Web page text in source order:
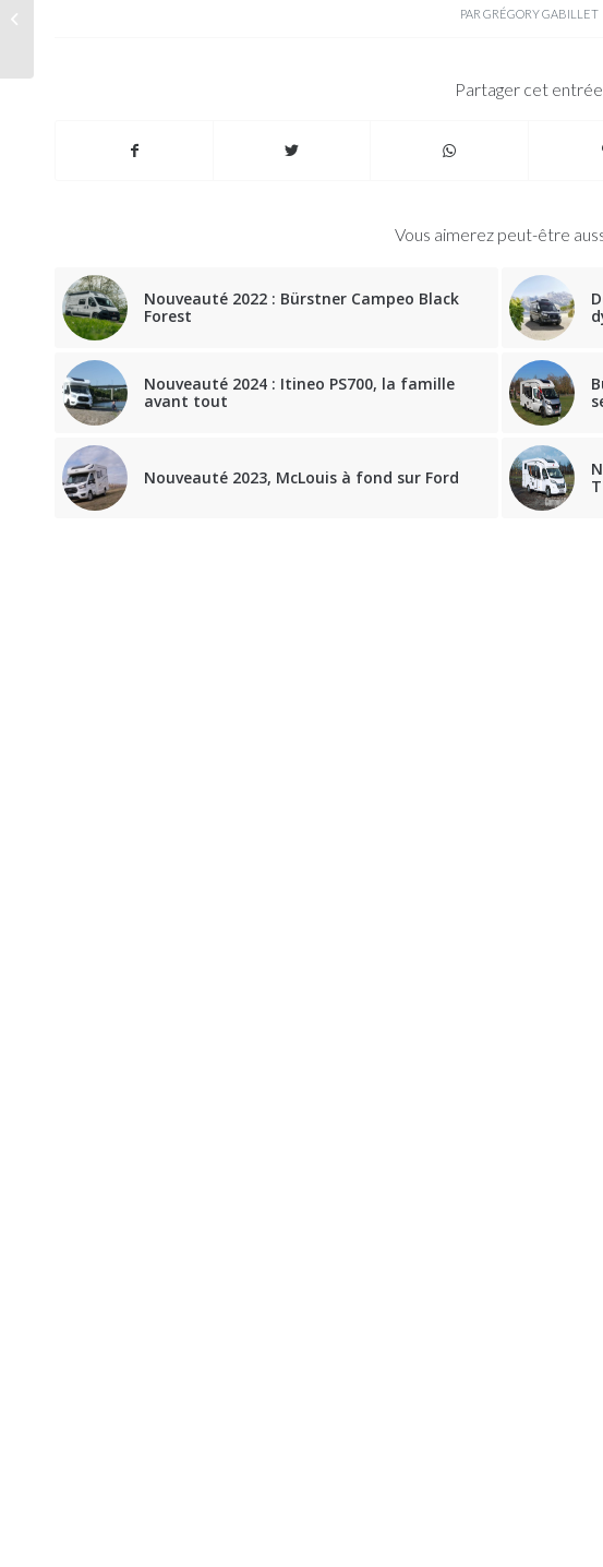
PAR GRÉGORY GABILLET
Partager cet entrée
Vous aimerez peut-être
Nouveauté 2022 : Bürstner Campeo Black
Forest
Nouveauté 2024 : Itineo PS700, la famille
avant tout
Nouveauté 2023, McLouis à fond sur Ford